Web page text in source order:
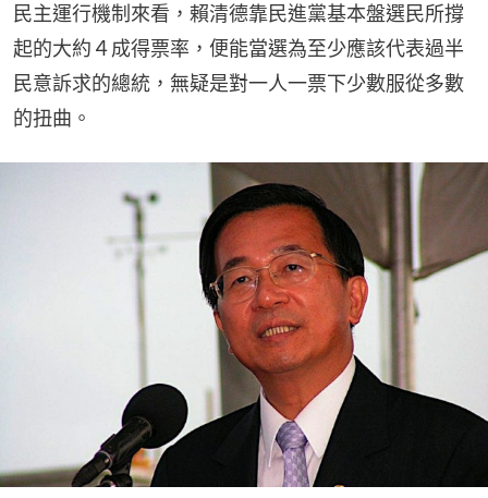
民主運行機制來看，賴清德靠民進黨基本盤選民所撐
起的大約４成得票率，便能當選為至少應該代表過半
民意訴求的總統，無疑是對一人一票下少數服從多數
的扭曲。